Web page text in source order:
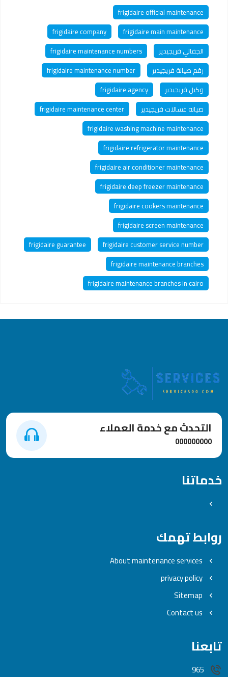
frigidaire official maintenance
frigidaire main maintenance
frigidaire company
الجفالي فريجيدير
frigidaire maintenance numbers
رقم صيانة فريجيدير
frigidaire maintenance number
وكيل فريجيدير
frigidaire agency
صيانه غسالات فريجيدير
frigidaire maintenance center
frigidaire washing machine maintenance
frigidaire refrigerator maintenance
frigidaire air conditioner maintenance
frigidaire deep freezer maintenance
frigidaire cookers maintenance
frigidaire screen maintenance
frigidaire customer service number
frigidaire guarantee
frigidaire maintenance branches
frigidaire maintenance branches in cairo
التحدث مع خدمة العملاء
000000000
خدماتنا
روابط تهمك
تابعنا
965